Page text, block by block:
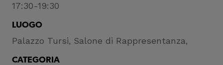
17:30-19:30
LUOGO
Palazzo Tursi, Salone di Rappresentanza,
CATEGORIA